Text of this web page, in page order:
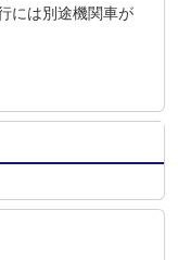
には別途機関車が